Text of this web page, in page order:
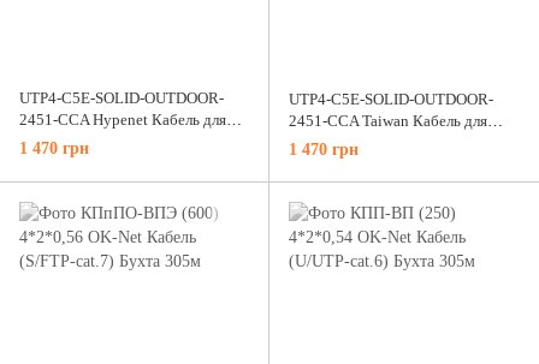
UTP4-C5E-SOLID-OUTDOOR-
2451-CCA Hypenet Кабель для
внешней прокладки UTP CCA 5E
категория, 305 м
1 470 грн
UTP4-C5E-SOLID-OUTDOOR-
2451-CCA Taiwan Кабель для
зовнішньої прокладки UTP
біметал 5E
1 470 грн